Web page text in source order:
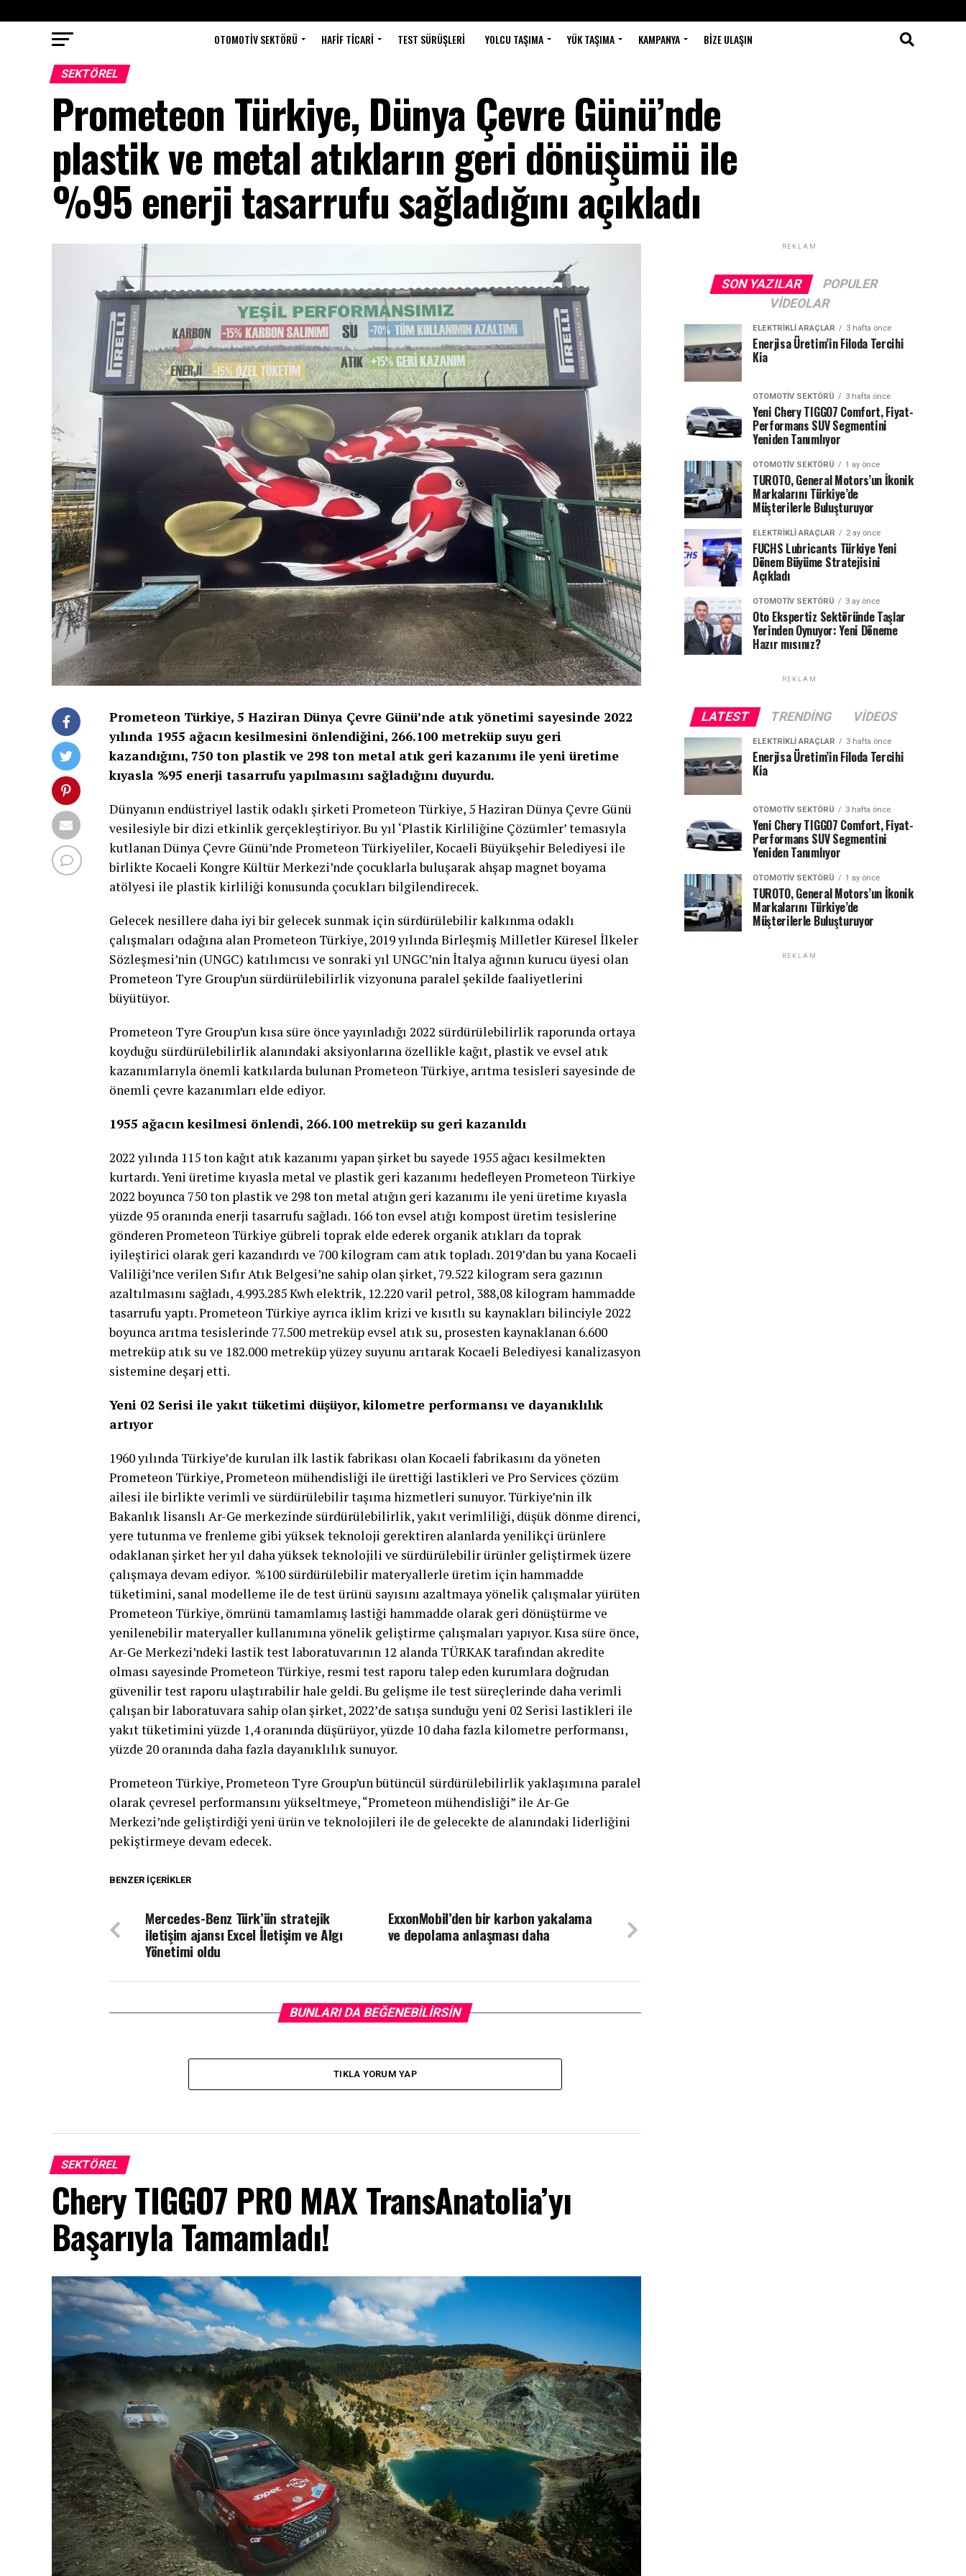
OTOMOTIV SEKTÖRÜ HAFIF TICARI TEST SÜRÜŞLERI YOLCU TAŞIMA YÜK TAŞIMA KAMPANYA BIZE ULAŞIN
SEKTÖREL
Prometeon Türkiye, Dünya Çevre Günü’nde
plastik ve metal atıkların geri dönüşümü ile
%95 enerji tasarrufu sağladığını açıkladı
Prometeon Türkiye, 5 Haziran Dünya Çevre Günü’nde atık yönetimi sayesinde 2022
yılında 1955 ağacın kesilmesini önlendiğini, 266.100 metreküp suyu geri
kazandığını, 750 ton plastik ve 298 ton metal atık geri kazanımı ile yeni üretime
kıyasla %95 enerji tasarrufu yapılmasını sağladığını duyurdu.
Dünyanın endüstriyel lastik odaklı şirketi Prometeon Türkiye, 5 Haziran Dünya Çevre Günü
vesilesiyle bir dizi etkinlik gerçekleştiriyor. Bu yıl ‘Plastik Kirliliğine Çözümler’ temasıyla
kutlanan Dünya Çevre Günü’nde Prometeon Türkiyeliler, Kocaeli Büyükşehir Belediyesi ile
birlikte Kocaeli Kongre Kültür Merkezi’nde çocuklarla buluşarak ahşap magnet boyama
atölyesi ile plastik kirliliği konusunda çocukları bilgilendirecek.
Gelecek nesillere daha iyi bir gelecek sunmak için sürdürülebilir kalkınma odaklı
çalışmaları odağına alan Prometeon Türkiye, 2019 yılında Birleşmiş Milletler Küresel İlkeler
Sözleşmesi’nin (UNGC) katılımcısı ve sonraki yıl UNGC’nin İtalya ağının kurucu üyesi olan
Prometeon Tyre Group’un sürdürülebilirlik vizyonuna paralel şekilde faaliyetlerini
büyütüyor.
Prometeon Tyre Group’un kısa süre önce yayınladığı 2022 sürdürülebilirlik raporunda ortaya
koyduğu sürdürülebilirlik alanındaki aksiyonlarına özellikle kağıt, plastik ve evsel atık
kazanımlarıyla önemli katkılarda bulunan Prometeon Türkiye, arıtma tesisleri sayesinde de
önemli çevre kazanımları elde ediyor.
1955 ağacın kesilmesi önlendi, 266.100 metreküp su geri kazanıldı
2022 yılında 115 ton kağıt atık kazanımı yapan şirket bu sayede 1955 ağacı kesilmekten
kurtardı. Yeni üretime kıyasla metal ve plastik geri kazanımı hedefleyen Prometeon Türkiye
2022 boyunca 750 ton plastik ve 298 ton metal atığın geri kazanımı ile yeni üretime kıyasla
yüzde 95 oranında enerji tasarrufu sağladı. 166 ton evsel atığı kompost üretim tesislerine
gönderen Prometeon Türkiye gübreli toprak elde ederek organik atıkları da toprak
iyileştirici olarak geri kazandırdı ve 700 kilogram cam atık topladı. 2019’dan bu yana Kocaeli
Valiliği’nce verilen Sıfır Atık Belgesi’ne sahip olan şirket, 79.522 kilogram sera gazının
azaltılmasını sağladı, 4.993.285 Kwh elektrik, 12.220 varil petrol, 388,08 kilogram hammadde
tasarrufu yaptı. Prometeon Türkiye ayrıca iklim krizi ve kısıtlı su kaynakları bilinciyle 2022
boyunca arıtma tesislerinde 77.500 metreküp evsel atık su, prosesten kaynaklanan 6.600
metreküp atık su ve 182.000 metreküp yüzey suyunu arıtarak Kocaeli Belediyesi kanalizasyon
sistemine deşarj etti.
Yeni 02 Serisi ile yakıt tüketimi düşüyor, kilometre performansı ve dayanıklılık
artıyor
1960 yılında Türkiye’de kurulan ilk lastik fabrikası olan Kocaeli fabrikasını da yöneten
Prometeon Türkiye, Prometeon mühendisliği ile ürettiği lastikleri ve Pro Services çözüm
ailesi ile birlikte verimli ve sürdürülebilir taşıma hizmetleri sunuyor. Türkiye’nin ilk
Bakanlık lisanslı Ar-Ge merkezinde sürdürülebilirlik, yakıt verimliliği, düşük dönme direnci,
yere tutunma ve frenleme gibi yüksek teknoloji gerektiren alanlarda yenilikçi ürünlere
odaklanan şirket her yıl daha yüksek teknolojili ve sürdürülebilir ürünler geliştirmek üzere
çalışmaya devam ediyor. %100 sürdürülebilir materyallerle üretim için hammadde
tüketimini, sanal modelleme ile de test ürünü sayısını azaltmaya yönelik çalışmalar yürüten
Prometeon Türkiye, ömrünü tamamlamış lastiği hammadde olarak geri dönüştürme ve
yenilenebilir materyaller kullanımına yönelik geliştirme çalışmaları yapıyor. Kısa süre önce,
Ar-Ge Merkezi’ndeki lastik test laboratuvarının 12 alanda TÜRKAK tarafından akredite
olması sayesinde Prometeon Türkiye, resmi test raporu talep eden kurumlara doğrudan
güvenilir test raporu ulaştırabilir hale geldi. Bu gelişme ile test süreçlerinde daha verimli
çalışan bir laboratuvara sahip olan şirket, 2022’de satışa sunduğu yeni 02 Serisi lastikleri ile
yakıt tüketimini yüzde 1,4 oranında düşürüyor, yüzde 10 daha fazla kilometre performansı,
yüzde 20 oranında daha fazla dayanıklılık sunuyor.
Prometeon Türkiye, Prometeon Tyre Group’un bütüncül sürdürülebilirlik yaklaşımına paralel
olarak çevresel performansını yükseltmeye, “Prometeon mühendisliği” ile Ar-Ge
Merkezi’nde geliştirdiği yeni ürün ve teknolojileri ile de gelecekte de alanındaki liderliğini
pekiştirmeye devam edecek.
BENZER İÇERIKLER
ExxonMobil’den bir karbon yakalama
ve depolama anlaşması daha
Mercedes-Benz Türk’ün stratejik
iletişim ajansı Excel İletişim ve Algı
Yönetimi oldu
BUNLARI DA BEĞENEBILIRSIN
TIKLA YORUM YAP
SEKTÖREL
Chery TIGGO7 PRO MAX TransAnatolia’yı
Başarıyla Tamamladı!
REKLAM
SON YAZILAR
POPULER
VIDEOLAR
ELEKTRIKLI ARAÇLAR 3 hafta önce
Enerjisa Üretim’in Filoda Tercihi
Kia
OTOMOTIV SEKTÖRÜ 3 hafta önce
Yeni Chery TIGGO7 Comfort, Fiyat-
Performans SUV Segmentini
Yeniden Tanımlıyor
OTOMOTIV SEKTÖRÜ 1 ay önce
TUROTO, General Motors’un İkonik
Markalarını Türkiye’de
Müşterilerle Buluşturuyor
ELEKTRIKLI ARAÇLAR 2 ay önce
FUCHS Lubricants Türkiye Yeni
Dönem Büyüme Stratejisini
Açıkladı
OTOMOTIV SEKTÖRÜ 3 ay önce
Oto Ekspertiz Sektöründe Taşlar
Yerinden Oynuyor: Yeni Döneme
Hazır mısınız?
REKLAM
LATEST TRENDING VIDEOS
ELEKTRIKLI ARAÇLAR 3 hafta önce
Enerjisa Üretim’in Filoda Tercihi
Kia
OTOMOTIV SEKTÖRÜ 3 hafta önce
Yeni Chery TIGGO7 Comfort, Fiyat-
Performans SUV Segmentini
Yeniden Tanımlıyor
OTOMOTIV SEKTÖRÜ 1 ay önce
TUROTO, General Motors’un İkonik
Markalarını Türkiye’de
Müşterilerle Buluşturuyor
REKLAM